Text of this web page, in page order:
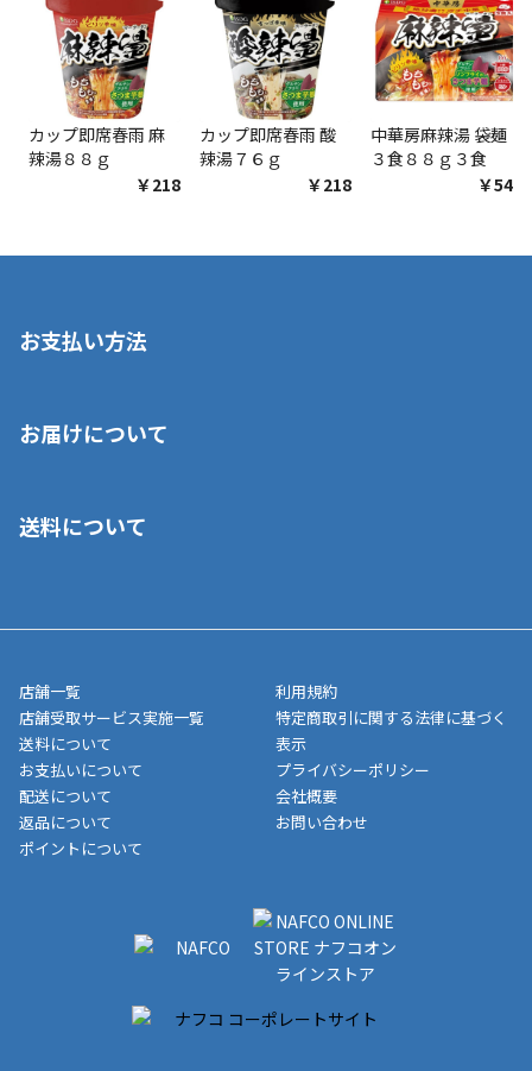
カップ即席春雨 麻
辣湯８８ｇ
￥218
カップ即席春雨 酸
辣湯７６ｇ
￥218
中華房麻辣湯 袋麺
３食８８ｇ３食
￥548
お支払い方法
いいただくことはできません。ご了承ください。
■代金引換(代引)※手数料がかかります
■商品によっては一部決済方法が使用できない場合がございま
す。
お届けについて
ご注文が確認出来次第、1～4営業日に発送いたします。「お取り
業日にてお引渡しとなります。(離島などの場合、例外もあります)
メーカー直送品など一部商品については、その他商品との購入に
制限がかかる場合がございます。また発送日についても、通常と
異なる場合がございます。対象商品の説明ページをご確認くださ
い。
■店舗受取をご選択いただいた場合
ご注文が確認出来次第、お受取される店舗在庫を使用してご準備
をさせていただきます。店舗に在庫がない場合は店舗よりお取り
いただく場合がございます。店舗準備でのお渡しとなる為、商品
のみの受け渡しとなります。（箱や納品書は付属しておりませ
ん）店舗で準備が出来次第、メールにてご連絡させていただきま
送料について
店舗一覧
店舗受取サービス実施一覧
送料について
お支払いについて
配送について
返品について
ポイントについて
利用規約
特定商取引に関する法律に基づく
表示
プライバシーポリシー
会社概要
お問い合わせ